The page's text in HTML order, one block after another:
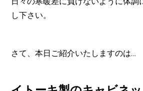
し下さい。
さて、本日ご紹介いたしますのは…